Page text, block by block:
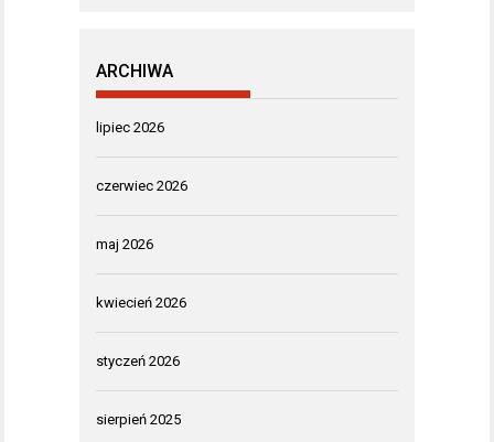
ARCHIWA
lipiec 2026
czerwiec 2026
maj 2026
kwiecień 2026
styczeń 2026
sierpień 2025